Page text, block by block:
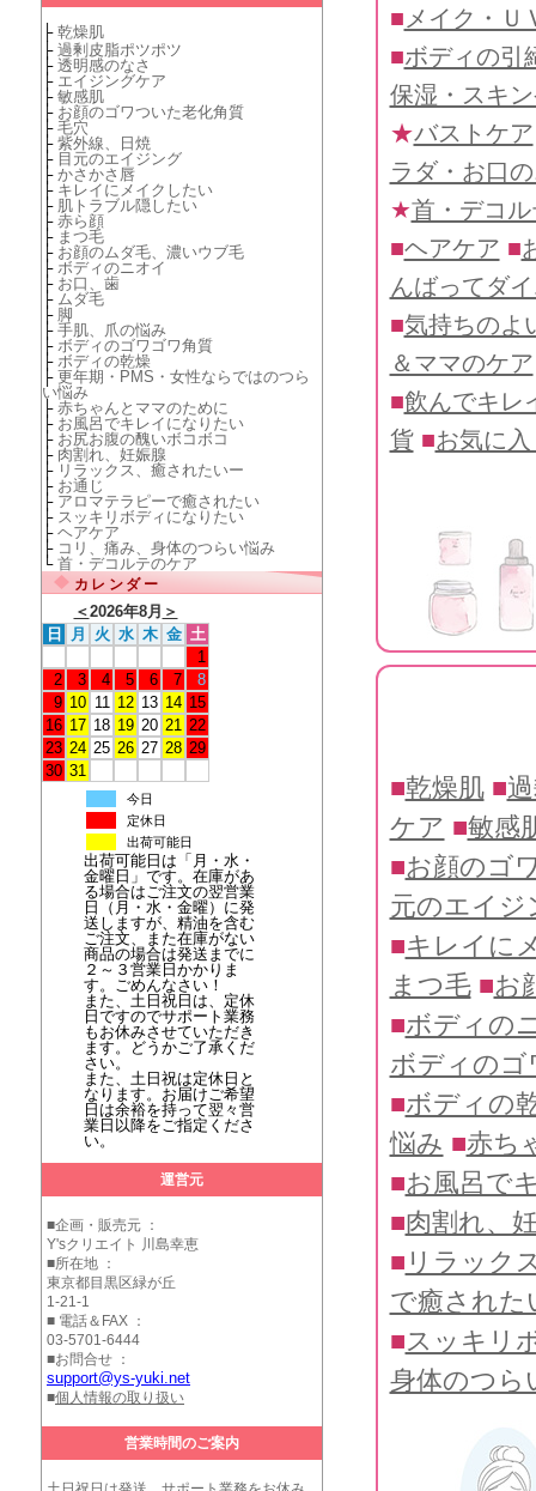
├ 乾燥肌
├ 過剰皮脂ポツポツ
├ 透明感のなさ
├ エイジングケア
├ 敏感肌
├ お顔のゴワついた老化角質
├ 毛穴
├ 紫外線、日焼
├ 目元のエイジング
├ かさかさ唇
├ キレイにメイクしたい
├ 肌トラブル隠したい
├ 赤ら顔
├ まつ毛
├ お顔のムダ毛、濃いウブ毛
├ ボディのニオイ
├ お口、歯
├ ムダ毛
├ 脚
├ 手肌、爪の悩み
├ ボディのゴワゴワ角質
├ ボディの乾燥
├ 更年期・PMS・女性ならではのつら
い悩み
├ 赤ちゃんとママのために
├ お風呂でキレイになりたい
├ お尻お腹の醜いボコボコ
├ 肉割れ、妊娠腺
├ リラックス、癒されたいー
├ お通じ
├ アロマテラピーで癒されたい
├ スッキリボディになりたい
├ ヘアケア
├ コリ、痛み、身体のつらい悩み
└ 首・デコルテのケア
カレンダー
＜2026年8月 ＞
日
月 火 水 木 金 土
1
2
3 4 5 6 7
8
9 10 11 12 13 14 15
16 17 18 19 20 21 22
23 24 25 26 27 28 29
30 31
今日
定休日
出荷可能日
出荷可能日は「月・水・
金曜日」です。在庫があ
る場合はご注文の翌営業
日（月・水・金曜）に発
送しますが、精油を含む
ご注文、また在庫がない
商品の場合は発送までに
２～３営業日かかりま
す。ごめんなさい！
また、土日祝日は、定休
日ですのでサポート業務
もお休みさせていただき
ます。どうかご了承くだ
さい。
また、土日祝は定休日と
なります。お届けご希望
日は余裕を持って翌々営
業日以降をご指定くださ
い。
運営元
■企画・販売元 ：
Y'sクリエイト 川島幸恵
■所在地 ：
東京都目黒区緑が丘
1-21-1
■ 電話＆FAX ：
03-5701-6444
■お問合せ ：
support@ys-yuki.net
■個人情報の取り扱い
営業時間のご案内
■ メイク・Ｕ
■ボディの引
保湿・スキ
★バストケア
ラダ・お口
★首・デコ
■ヘアケア ■
んばってダ
■気持ちのよ
＆ママのケア
■飲んでキレ
貨■お気に
■乾燥肌■
ケア ■敏感
■お顔のゴ
元のエイジ
■キレイに
まつ毛■お
■ボディの
ボディのゴ
■ボディの
悩み ■赤ち
■お風呂で
■肉割れ、
■ リラック
で癒された
■スッキリ
身体のつら